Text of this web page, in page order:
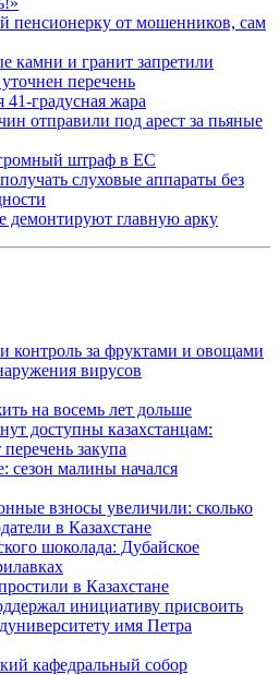
пенсионерку от мошенников, сам
камни и гранит запретили
перечень
41-градусная жара
отправили под арест за пьяные
штраф в ЕС
слуховые аппараты без
демонтируют главную арку
контроль за фруктами и овощами
вирусов
на восемь лет дольше
доступны казахстанцам:
закупа
сезон малины начался
взносы увеличили: сколько
в Казахстане
шоколада: Дубайское
в Казахстане
инициативу присвоить
имя Петра
кафедральный собор